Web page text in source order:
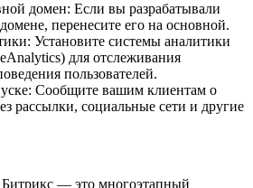
домен: Если вы разрабатывали
перенесите его на основной.
Установите системы аналитики
для отслеживания
пользователей.
Сообщите вашим клиентам о
рассылки, социальные сети и другие
Битрикс — это многоэтапный